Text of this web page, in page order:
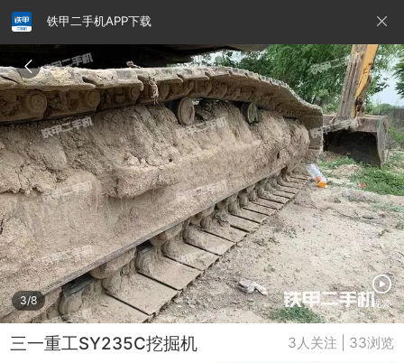
铁甲二手机APP下载
3/8 视频
三一重工SY235C挖掘机 3人关注 | 33浏览
请输入手机号
提
交
即
表
示
您
同
意
《隐
私
政
策》
铁甲龙总部 4000099032 认证经纪人